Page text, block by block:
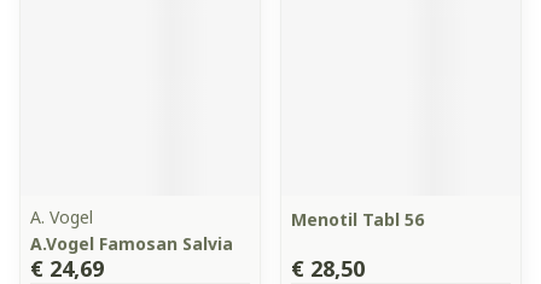
A. Vogel
A.Vogel Famosan Salvia
€ 24,69
Menotil Tabl 56
€ 28,50